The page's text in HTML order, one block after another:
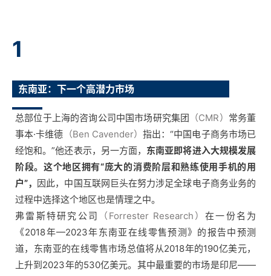
1
东南亚：下一个高潜力市场
总部位于上海的咨询公司中国市场研究集团 （CMR） 常务董
事本·卡维德 （Ben Cavender） 指出：“中国电子商务市场已
经饱和。”他还表示，另一方面， 东南亚即将进入大规模发展
阶段。这个地区拥有“庞大的消费阶层和熟练使用手机的用
户”， 因此，中国互联网巨头在努力涉足全球电子商务业务的
过程中选择这个地区也是情理之中。
弗雷斯特研究公司
（Forrester Research） 在一份名为
《2018年—2023年东南亚在线零售预测》的报告中预测
道，东南亚的在线零售市场总值将从2018年的190亿美元，
上升到2023年的530亿美元。其中最重要的市场是印尼——